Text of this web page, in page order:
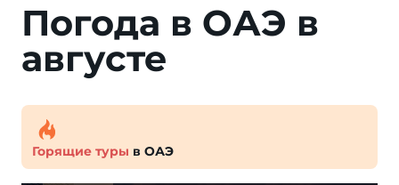
Погода в ОАЭ в
августе
Горящие туры в ОАЭ